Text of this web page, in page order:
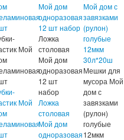
Мой
Мой
Ложка
столовая
Мой дом
одноразовая
12 шт
набор
Ложка
столовая
Мой дом
одноразовая
Мешки для
мусора Мой
дом с
завязками
(рулон)
голубые
12мкм